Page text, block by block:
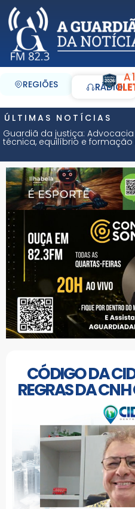
REGIÕES RÁDIO
A
ÚLTIMAS NOTÍCIAS
Guardiã da justiça:
técnica, equilíbrio e
CÓDIGO DA
REGRAS DA